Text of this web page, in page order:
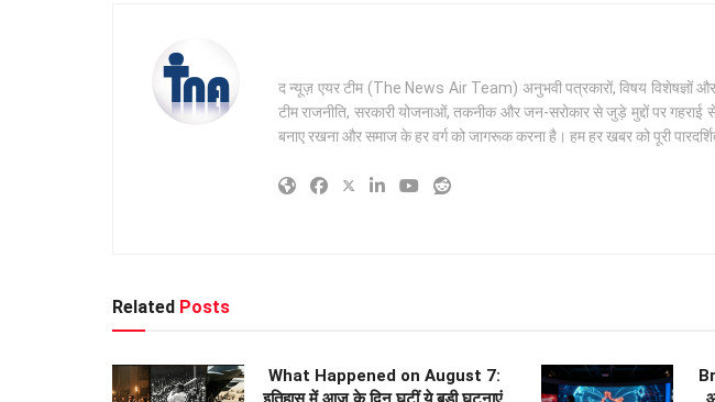
द न्यूज़ एयर टीम (The News Air Team) अनुभवी पत्रकारों, विषय विशेषज्ञों और
टीम राजनीति, सरकारी योजनाओं, तकनीक और जन-सरोकार से जुड़े मुद्दों पर
बनाए रखना और समाज के हर वर्ग को जागरूक करना है। हम हर खबर को पूरी
Related Posts
What Happened on August 7: